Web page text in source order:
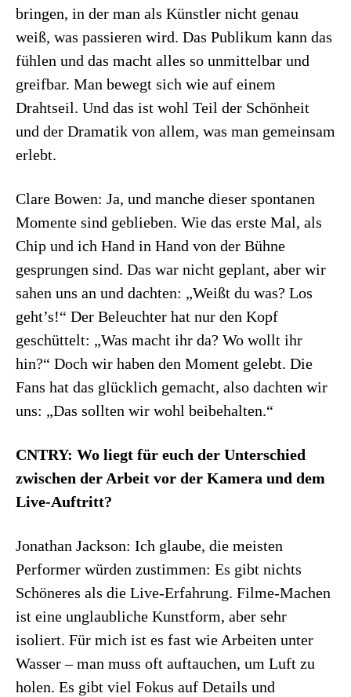
bringen, in der man als Künstler nicht genau
weiß, was passieren wird. Das Publikum kann das
fühlen und das macht alles so unmittelbar und
greifbar. Man bewegt sich wie auf einem
Drahtseil. Und das ist wohl Teil der Schönheit
und der Dramatik von allem, was man gemeinsam
erlebt.
Clare Bowen: Ja, und manche dieser spontanen
Momente sind geblieben. Wie das erste Mal, als
Chip und ich Hand in Hand von der Bühne
gesprungen sind. Das war nicht geplant, aber wir
sahen uns an und dachten: „Weißt du was? Los
geht’s!“ Der Beleuchter hat nur den Kopf
geschüttelt: „Was macht ihr da? Wo wollt ihr
hin?“ Doch wir haben den Moment gelebt. Die
Fans hat das glücklich gemacht, also dachten wir
uns: „Das sollten wir wohl beibehalten.“
CNTRY: Wo liegt für euch der Unterschied
zwischen der Arbeit vor der Kamera und dem
Live-Auftritt?
Jonathan Jackson: Ich glaube, die meisten
Performer würden zustimmen: Es gibt nichts
Schöneres als die Live-Erfahrung. Filme-Machen
ist eine unglaubliche Kunstform, aber sehr
isoliert. Für mich ist es fast wie Arbeiten unter
Wasser – man muss oft auftauchen, um Luft zu
holen. Es gibt viel Fokus auf Details und